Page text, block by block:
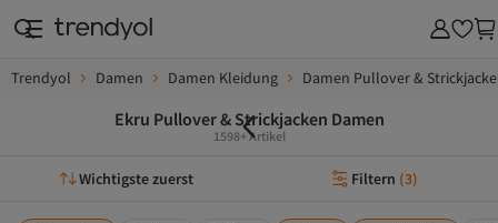
Trendyol Damen Damen Kleidung Damen Pullover &
Ekru Pullover & Strickjacken Damen
1598+ Artikel
Wichtigste zuerst Filtern (3)